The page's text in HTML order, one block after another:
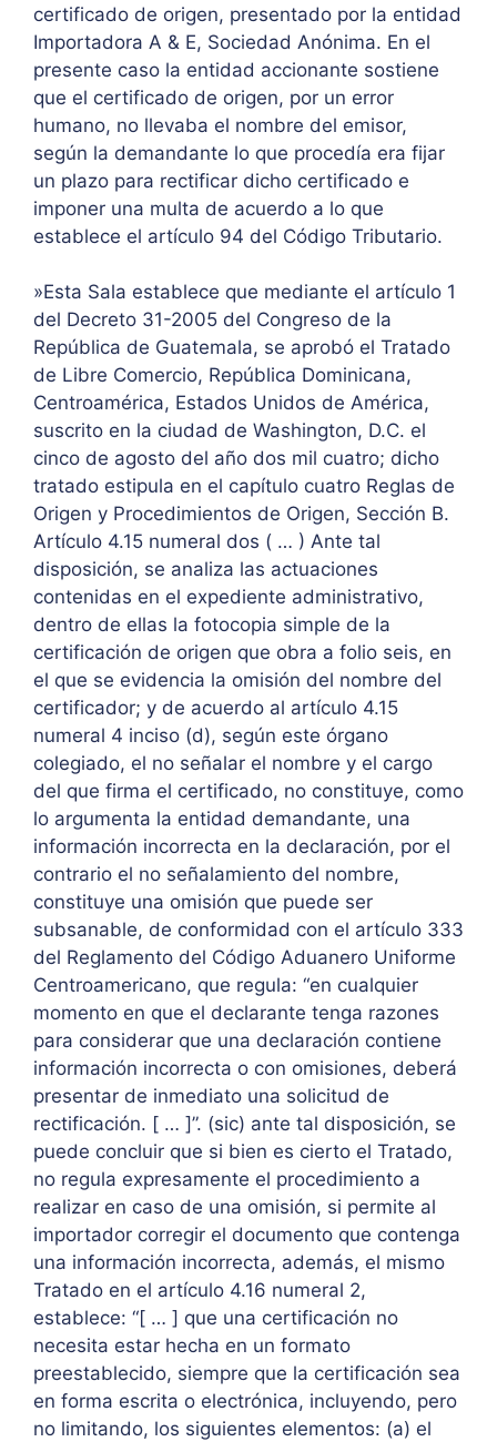
certificado de origen, presentado por la entidad
Importadora A & E, Sociedad Anónima. En el
presente caso la entidad accionante sostiene
que el certificado de origen, por un error
humano, no llevaba el nombre del emisor,
según la demandante lo que procedía era fijar
un plazo para rectificar dicho certificado e
imponer una multa de acuerdo a lo que
establece el artículo 94 del Código Tributario.
»Esta Sala establece que mediante el artículo 1
del Decreto 31-2005 del Congreso de la
República de Guatemala, se aprobó el Tratado
de Libre Comercio, República Dominicana,
Centroamérica, Estados Unidos de América,
suscrito en la ciudad de Washington, D.C. el
cinco de agosto del año dos mil cuatro; dicho
tratado estipula en el capítulo cuatro Reglas de
Origen y Procedimientos de Origen, Sección B.
Artículo 4.15 numeral dos ( … ) Ante tal
disposición, se analiza las actuaciones
contenidas en el expediente administrativo,
dentro de ellas la fotocopia simple de la
certificación de origen que obra a folio seis, en
el que se evidencia la omisión del nombre del
certificador; y de acuerdo al artículo 4.15
numeral 4 inciso (d), según este órgano
colegiado, el no señalar el nombre y el cargo
del que firma el certificado, no constituye, como
lo argumenta la entidad demandante, una
información incorrecta en la declaración, por el
contrario el no señalamiento del nombre,
constituye una omisión que puede ser
subsanable, de conformidad con el artículo 333
del Reglamento del Código Aduanero Uniforme
Centroamericano, que regula: “en cualquier
momento en que el declarante tenga razones
para considerar que una declaración contiene
información incorrecta o con omisiones, deberá
presentar de inmediato una solicitud de
rectificación. [ … ]”. (sic) ante tal disposición, se
puede concluir que si bien es cierto el Tratado,
no regula expresamente el procedimiento a
realizar en caso de una omisión, si permite al
importador corregir el documento que contenga
una información incorrecta, además, el mismo
Tratado en el artículo 4.16 numeral 2,
establece: “[ … ] que una certificación no
necesita estar hecha en un formato
preestablecido, siempre que la certificación sea
en forma escrita o electrónica, incluyendo, pero
no limitando, los siguientes elementos: (a) el